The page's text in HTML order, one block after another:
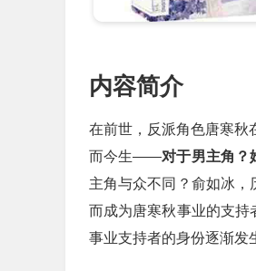
内容简介
在前世，反派角色唐寒秋
而今生——对于男主角？
主角与众不同？俞如冰，
而成为唐寒秋事业的支持
事业支持者的身份逐渐